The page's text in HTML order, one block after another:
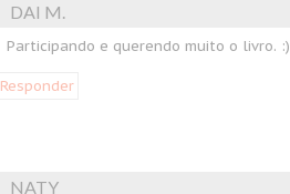
DAI M.
Participando e querendo muito o livro. :)
Responder
NATY